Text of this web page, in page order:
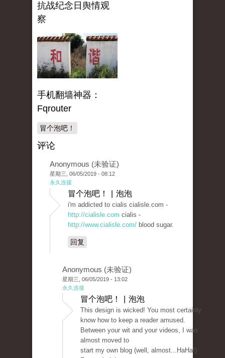
抗战纪念日舆情观
察
手机翻墙神器：
Fqrouter
冒个泡吧！
评论
Anonymous (未验证)
星期三, 06/05/2019 - 08:12
永久连接
冒个泡吧！ | 泡泡
i'm addicted to cialis cialisle.com -
http://cialisle.com cialis -
http://www.cialisle.com/ blood sugar.
回复
Anonymous (未验证)
星期三, 06/05/2019 - 13:02
永久连接
冒个泡吧！ | 泡泡
This design is wicked! You most certainly
know how to keep a reader amused.
Between your wit and your videos, I was
almost moved to
start my own blog (well, almost...HaHa!)